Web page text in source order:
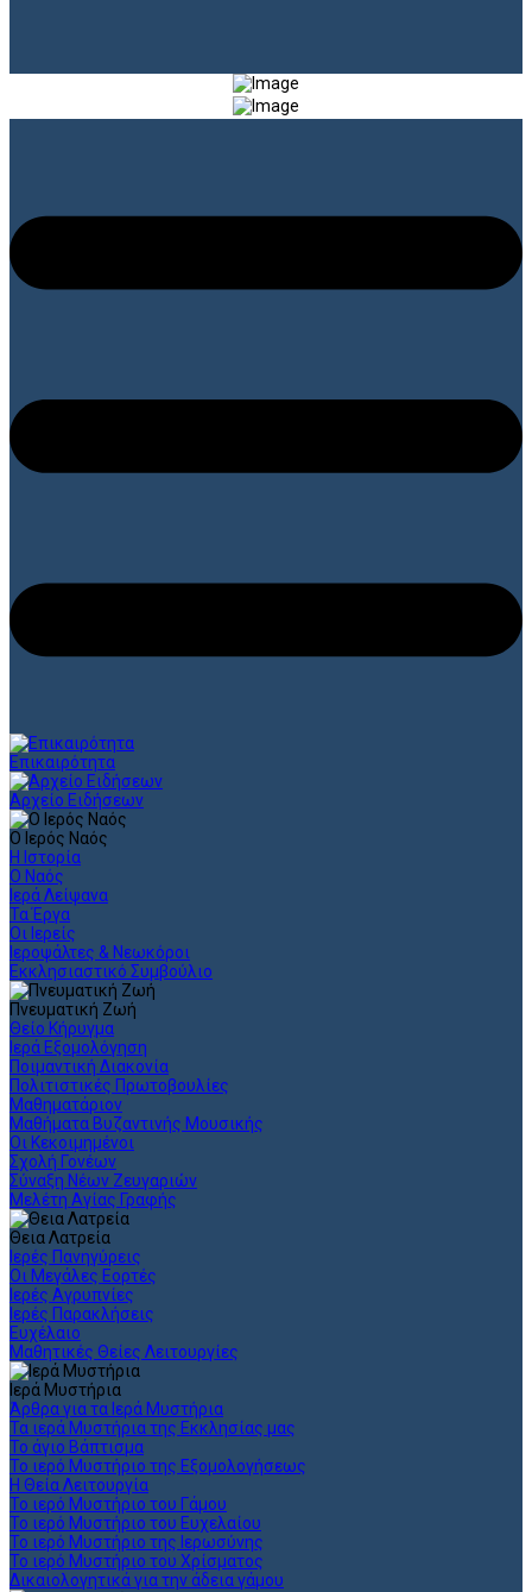
Επικαιρότητα
Αρχείο Ειδήσεων
Ο Ιερός Ναός
Η Ιστορία
Ο Ναός
Ιερά Λείψανα
Τα Έργα
Οι Ιερείς
Ιεροψάλτες & Νεωκόροι
Εκκλησιαστικό Συμβούλιο
Πνευματική Ζωή
Θείο Κήρυγμα
Ιερά Εξομολόγηση
Ποιμαντική Διακονία
Πολιτιστικές Πρωτοβουλίες
Μαθηματάριον
Μαθήματα Βυζαντινής Μουσικής
Οι Κεκοιμημένοι
Σχολή Γονέων
Σύναξη Νέων Ζευγαριών
Μελέτη Αγίας Γραφής
Θεια Λατρεία
Ιερές Πανηγύρεις
Οι Μεγάλες Εορτές
Ιερές Αγρυπνίες
Ιερές Παρακλήσεις
Ευχέλαιο
Μαθητικές Θείες Λειτουργίες
Ιερά Μυστήρια
Άρθρα για τα Ιερά Μυστήρια
Τα ιερά Μυστήρια της Εκκλησίας μας
Το άγιο Βάπτισμα
Το ιερό Μυστήριο της Εξομολογήσεως
Η Θεία Λειτουργία
Το ιερό Μυστήριο του Γάμου
Το ιερό Μυστήριο του Ευχελαίου
Το ιερό Μυστήριο της Ιερωσύνης
Το ιερό Μυστήριο του Χρίσματος
Δικαιολογητικά για την άδεια γάμου